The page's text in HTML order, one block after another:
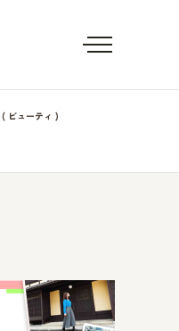
( ビューティ )